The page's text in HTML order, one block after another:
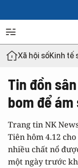
Xã hội sốKinh tế
Tin đồn
bom để
Trang tin NK
Tiên hôm 4.12
nhiều chất nổ
một ngày trước